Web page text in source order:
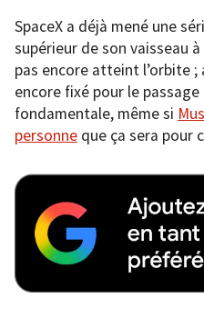
SpaceX a déjà mené une
supérieur de son vaisseau
pas encore atteint l’orbite ;
encore fixé pour le
fondamentale, même si
personne que ça sera pour